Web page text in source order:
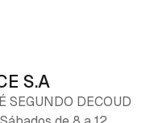
S.A
SEGUNDO DECOUD